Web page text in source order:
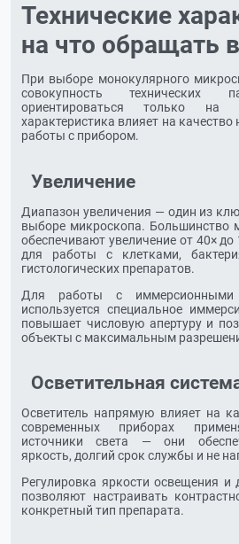
Технические
на что обращать
При выборе монокулярного
совокупность
ориентироваться только на
характеристика влияет на
работы с прибором.
Увеличение
Диапазон увеличения — один из
выборе микроскопа. Большинство
обеспечивают увеличение от 40× до
для работы с клетками,
гистологических препаратов.
Для работы с иммерсионными
используется специальное
повышает числовую апертуру и
объекты с максимальным
Осветительная
Осветитель напрямую влияет на
современных приборах
источники света — они
яркость, долгий срок службы и не
Регулировка яркости освещения и
позволяют настраивать
конкретный тип препарата.